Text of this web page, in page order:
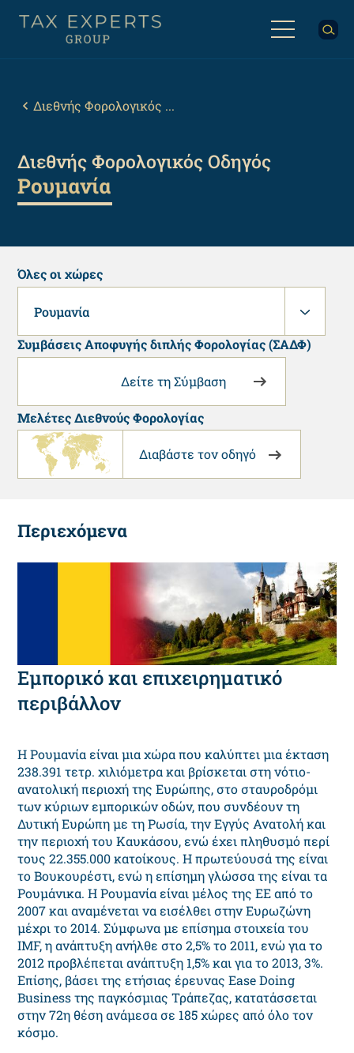
προς
Breadcrumb
Διεθνής Φορολογικός ...
Διεθνής Φορολογικός Οδηγός
Ρουμανία
Όλες οι χώρες
Ρουμανία
Συμβάσεις Αποφυγής διπλής Φορολογίας (ΣΑΔΦ)
Δείτε τη Σύμβαση
Μελέτες Διεθνούς Φορολογίας
Διαβάστε τον οδηγό
Εμπορικό και επιχειρηματικό
περιβάλλον
Η Ρουμανία είναι μια χώρα που καλύπτει μια έκταση
238.391 τετρ. χιλιόμετρα και βρίσκεται στη νότιο-
ανατολική περιοχή της Ευρώπης, στο σταυροδρόμι
των κύριων εμπορικών οδών, που συνδέουν τη
Δυτική Ευρώπη με τη Ρωσία, την Εγγύς Ανατολή και
την περιοχή του Καυκάσου, ενώ έχει πληθυσμό περί
τους 22.355.000 κατοίκους. Η πρωτεύουσά της είναι
το Βουκουρέστι, ενώ η επίσημη γλώσσα της είναι τα
Ρουμάνικα. Η Ρουμανία είναι μέλος της ΕΕ από το
2007 και αναμένεται να εισέλθει στην Ευρωζώνη
μέχρι το 2014. Σύμφωνα με επίσημα στοιχεία του
IMF, η ανάπτυξη ανήλθε στο 2,5% το 2011, ενώ για το
2012 προβλέπεται ανάπτυξη 1,5% και για το 2013, 3%.
Επίσης, βάσει της ετήσιας έρευνας Ease Doing
Business της παγκόσμιας Τράπεζας, κατατάσσεται
στην 72η θέση ανάμεσα σε 185 χώρες από όλο τον
κόσμο.
Περιεχόμενα